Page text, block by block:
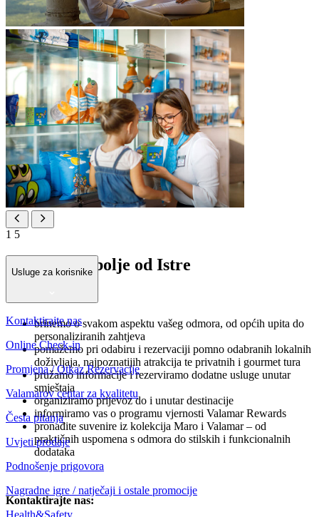
1 5
Otkrijte najbolje od Istre
brinemo o svakom aspektu vašeg odmora, od općih upita do
personaliziranih zahtjeva
pomažemo pri odabiru i rezervaciji pomno odabranih lokalnih
doživljaja, najpoznatijih atrakcija te privatnih i gourmet tura
pružamo informacije i rezerviramo dodatne usluge unutar
smještaja
organiziramo prijevoz do i unutar destinacije
informiramo vas o programu vjernosti Valamar Rewards
pronađite suvenire iz kolekcija Maro i Valamar – od
praktičnih uspomena s odmora do stilskih i funkcionalnih
dodataka
Kontaktirajte nas:
Usluge za korisnike
Kontaktirajte nas
Online Check-in
Promjena / Otkaz Rezervacije
Valamarov centar za kvalitetu
Česta pitanja
Uvjeti prodaje
Podnošenje prigovora
Nagradne igre / natječaji i ostale promocije
Health&Safety